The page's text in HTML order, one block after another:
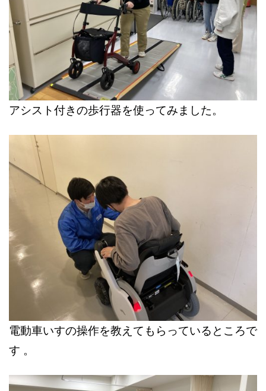
アシスト付きの歩行器を使ってみました。
電動車いすの操作を教えてもらっているところで
す 。